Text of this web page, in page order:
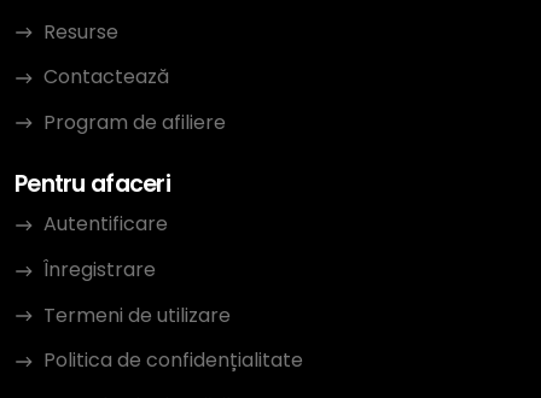
Resurse
Contactează
Program de afiliere
Pentru afaceri
Autentificare
Înregistrare
Termeni de utilizare
Politica de confidențialitate